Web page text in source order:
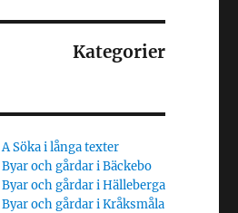
Kategorier
A Söka i långa texter
Byar och gårdar i Bäckebo
Byar och gårdar i Hälleberga
Byar och gårdar i Kråksmåla